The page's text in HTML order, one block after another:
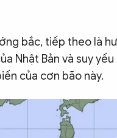
bắc, tiếp theo là
Nhật Bản và suy
của cơn bão này.